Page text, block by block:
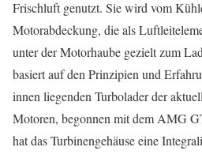
Frischluft genutzt. Sie wird vom
Motorabdeckung, die als
unter der Motorhaube gezielt zum
basiert auf den Prinzipien und
innen liegenden Turbolader der
Motoren, begonnen mit dem AMG
hat das Turbinengehäuse eine